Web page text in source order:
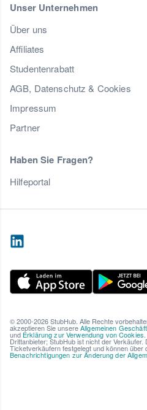
Unser Unternehmen
Über uns
Affiliates
Studentenrabatt
AGB, Datenschutz & Cookies
Impressum
Partner
Haben Sie Fragen?
Hilfeportal
© 2000-2026 StubHub. Alle Rechte
akzeptieren Sie unsereAllgemeinen
und Erklärung zur Verwendung von Cookies
Drittanbieter; StubHub ist nicht der
Ticketverkäufern festgelegt und können über
Benachrichtigungen zur Änderung der